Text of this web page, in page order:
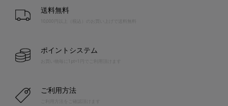
送料無料
10,000円以上（税込）のお買い上げで送料無料
ポイントシステム
お買い物毎に1pt=1円でご利用頂けます
ご利用方法